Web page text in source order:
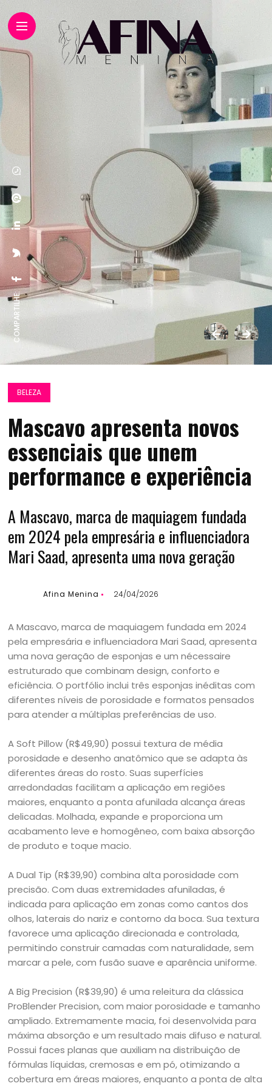
COMPARTILHE:
BELEZA
Mascavo apresenta novos
essenciais que unem
performance e experiência
A Mascavo, marca de maquiagem fundada
em 2024 pela empresária e influenciadora
Mari Saad, apresenta uma nova geração
Afina Menina 24/04/2026
A Mascavo, marca de maquiagem fundada em 2024
pela empresária e influenciadora Mari Saad, apresenta
uma nova geração de esponjas e um nécessaire
estruturado que combinam design, conforto e
eficiência. O portfólio inclui três esponjas inéditas com
diferentes níveis de porosidade e formatos pensados
para atender a múltiplas preferências de uso.
A Soft Pillow (R$49,90) possui textura de média
porosidade e desenho anatômico que se adapta às
diferentes áreas do rosto. Suas superfícies
arredondadas facilitam a aplicação em regiões
maiores, enquanto a ponta afunilada alcança áreas
delicadas. Molhada, expande e proporciona um
acabamento leve e homogêneo, com baixa absorção
de produto e toque macio.
A Dual Tip (R$39,90) combina alta porosidade com
precisão. Com duas extremidades afuniladas, é
indicada para aplicação em zonas como cantos dos
olhos, laterais do nariz e contorno da boca. Sua textura
favorece uma aplicação direcionada e controlada,
permitindo construir camadas com naturalidade, sem
marcar a pele, com fusão suave e aparência uniforme.
A Big Precision (R$39,90) é uma releitura da clássica
ProBlender Precision, com maior porosidade e tamanho
ampliado. Extremamente macia, foi desenvolvida para
máxima absorção e um resultado mais difuso e natural.
Possui faces planas que auxiliam na distribuição de
fórmulas líquidas, cremosas e em pó, otimizando a
cobertura em áreas maiores, enquanto a ponta de alta